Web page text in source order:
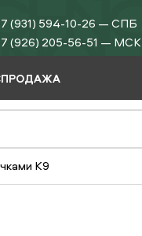
(931) 594-10-26 — СПБ
(926) 205-56-51 — МСК
K9